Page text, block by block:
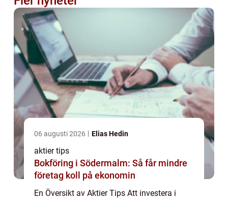
06 augusti 2026 Elias Hedin
aktier tips
Bokföring i Södermalm: Så får mindre
företag koll på ekonomin
En Översikt av Aktier Tips Att investera i